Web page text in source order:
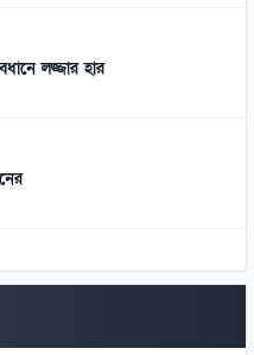
লজ্জার হার
ডা. শফিকুর রহমান: রাশেদ খান